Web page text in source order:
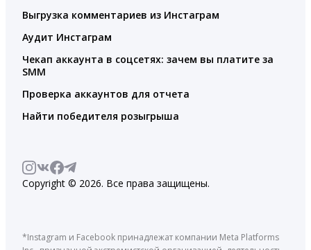
Выгрузка комментариев из Инстаграм
Аудит Инстаграм
Чекап аккаунта в соцсетях: зачем вы платите за
SMM
Проверка аккаунтов для отчета
Найти победителя розыгрыша
Copyright © 2026. Все права защищены.
*Instagram и Facebook принадлежат компании Meta Platforms